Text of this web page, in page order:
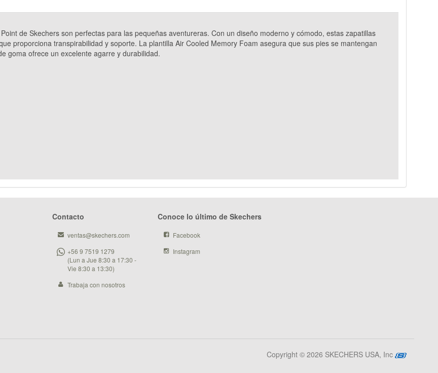
de Skechers son perfectas para las pequeñas aventureras. Con un diseño moderno y cómodo, estas zapatillas
proporciona transpirabilidad y soporte. La plantilla Air Cooled Memory Foam asegura que sus pies se mantengan
goma ofrece un excelente agarre y durabilidad.
Contacto
ventas@skechers.com
+56 9 7519 1279
(Lun a Jue 8:30 a 17:30 -
Vie 8:30 a 13:30)
Trabaja con nosotros
Conoce lo último de Skechers
Facebook
Instagram
Copyright © 2026 SKECHERS USA, Inc